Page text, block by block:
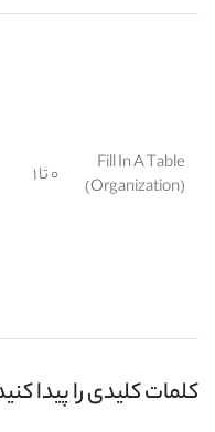
Fill In A Table
(Organization)
۰ تا ۱
کلمات کلیدی را پیدا